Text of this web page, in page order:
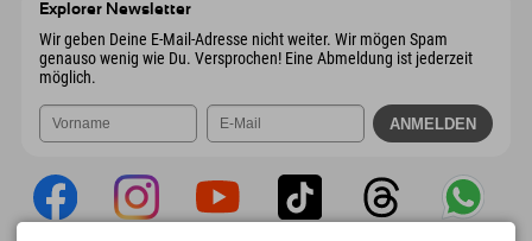
Explorer Newsletter
Wir geben Deine E-Mail-Adresse nicht weiter. Wir mögen Spam
genauso wenig wie Du. Versprochen! Eine Abmeldung ist jederzeit
möglich.